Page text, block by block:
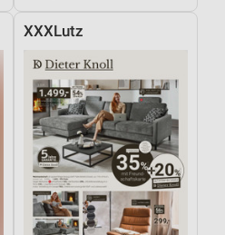
XXXLutz